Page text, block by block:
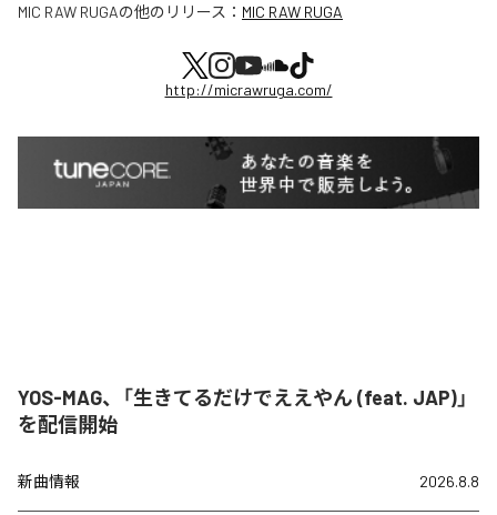
MIC RAW RUGAの他のリリース： MIC RAW RUGA
http://micrawruga.com/
YOS-MAG、「生きてるだけでええやん (feat. JAP)」
を配信開始
新曲情報 2026.8.8